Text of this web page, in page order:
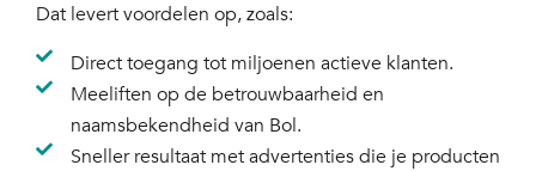
Dat levert voordelen op, zoals:
Direct toegang tot miljoenen actieve klanten.
Meeliften op de betrouwbaarheid en
naamsbekendheid van Bol.
Sneller resultaat met advertenties die je producten